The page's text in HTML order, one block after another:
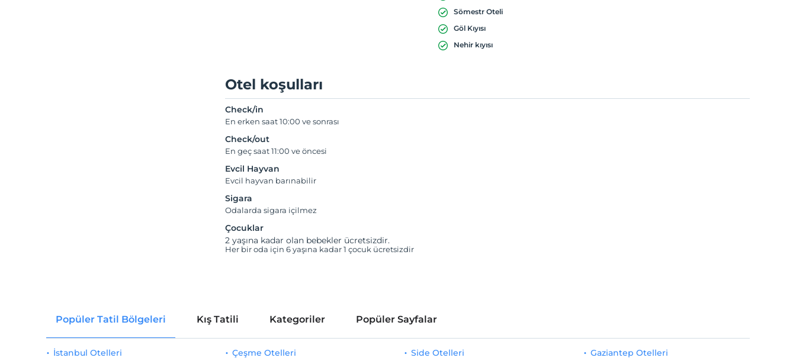
Sömestr Oteli
Göl Kıyısı
Nehir kıyısı
Otel koşulları
Check/in
En erken saat 10:00 ve sonrası
Check/out
En geç saat 11:00 ve öncesi
Evcil Hayvan
Evcil hayvan barınabilir
Sigara
Odalarda sigara içilmez
Çocuklar
2 yaşına kadar olan bebekler ücretsizdir.
Her bir oda için 6 yaşına kadar 1 çocuk ücretsizdir
Popüler Tatil Bölgeleri Kış Tatili Kategoriler Popüler Sayfalar
İstanbul Otelleri Çeşme Otelleri Side Otelleri Gaziantep Otelleri